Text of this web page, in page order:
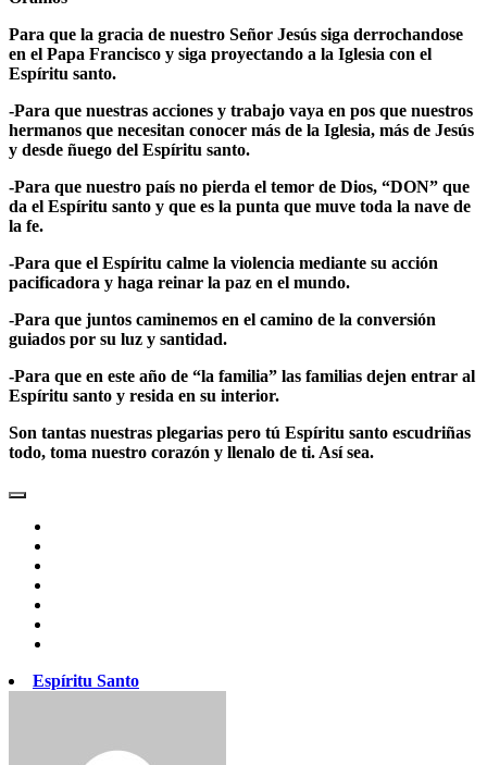
Para que la gracia de nuestro Señor Jesús siga derrochandose
en el Papa Francisco y siga proyectando a la Iglesia con el
Espíritu santo.
-Para que nuestras acciones y trabajo vaya en pos que nuestros
hermanos que necesitan conocer más de la Iglesia, más de Jesús
y desde ñuego del Espíritu santo.
-Para que nuestro país no pierda el temor de Dios, “DON” que
da el Espíritu santo y que es la punta que muve toda la nave de
la fe.
-Para que el Espíritu calme la violencia mediante su acción
pacificadora y haga reinar la paz en el mundo.
-Para que juntos caminemos en el camino de la conversión
guiados por su luz y santidad.
-Para que en este año de “la familia” las familias dejen entrar al
Espíritu santo y resida en su interior.
Son tantas nuestras plegarias pero tú Espíritu santo escudriñas
todo, toma nuestro corazón y llenalo de ti. Así sea.
Espíritu Santo